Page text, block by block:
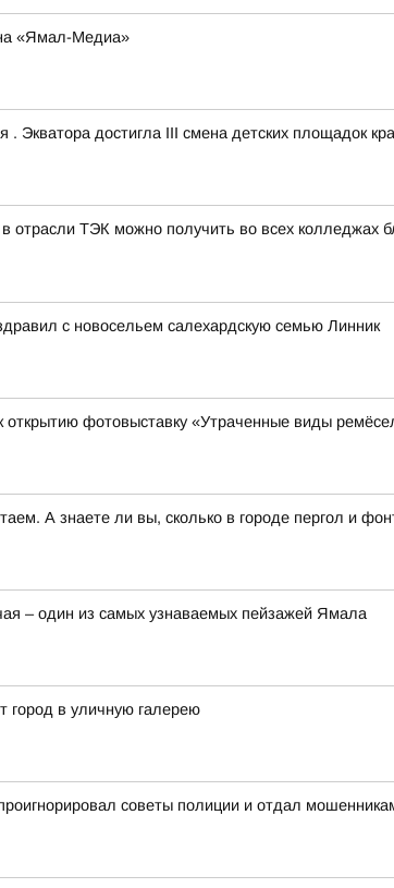
«Ямал-Медиа»
. Экватора достигла III смена детских площадок
ТЭК можно получить во всех колледжах
с новосельем салехардскую семью Линник
открытию фотовыставку «Утраченные виды
А знаете ли вы, сколько в городе пергол и
– один из самых узнаваемых пейзажей Ямала
город в уличную галерею
советы полиции и отдал